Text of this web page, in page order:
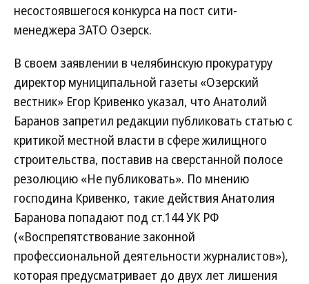
несостоявшегося конкурса на пост сити-
менеджера ЗАТО Озерск.
В своем заявлении в челябинскую прокуратуру
директор муниципальной газеты «Озерский
вестник» Егор Кривенко указал, что Анатолий
Баранов запретил редакции публиковать статью с
критикой местной власти в сфере жилищного
строительства, поставив на сверстанной полосе
резолюцию «Не публиковать». По мнению
господина Кривенко, такие действия Анатолия
Баранова попадают под ст.144 УК РФ
(«Воспрепятствование законной
профессиональной деятельности журналистов»),
которая предусматривает до двух лет лишения